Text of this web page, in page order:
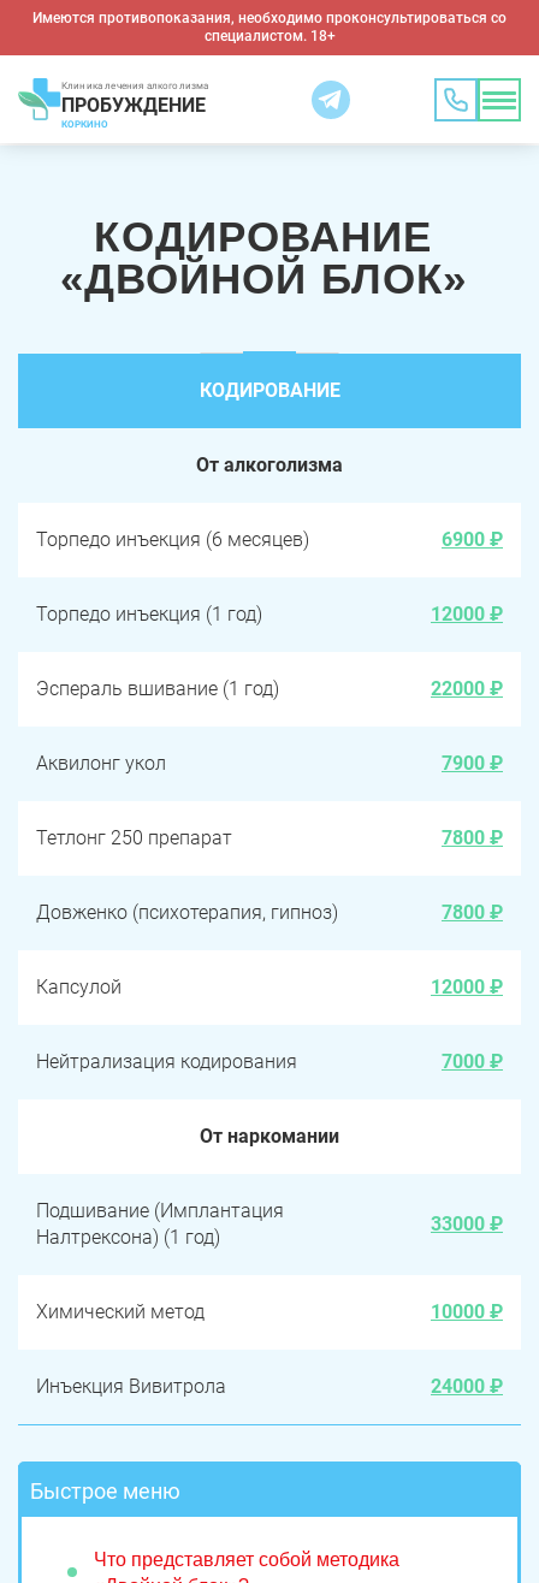
Имеются противопоказания, необходимо проконсультироваться со
специалистом. 18+
Клиника лечения алкоголизма
ПРОБУЖДЕНИЕ
КОРКИНО
КОДИРОВАНИЕ
«ДВОЙНОЙ БЛОК»
КОДИРОВАНИЕ
От алкоголизма
Торпедо инъекция (6 месяцев) 6900 ₽
Торпедо инъекция (1 год) 12000 ₽
Эспераль вшивание (1 год) 22000 ₽
Аквилонг укол 7900 ₽
Тетлонг 250 препарат 7800 ₽
Довженко (психотерапия, гипноз) 7800 ₽
Капсулой 12000 ₽
Нейтрализация кодирования 7000 ₽
От наркомании
Подшивание (Имплантация
Налтрексона) (1 год)
33000 ₽
Химический метод 10000 ₽
Инъекция Вивитрола 24000 ₽
Быстрое меню
Что представляет собой методика